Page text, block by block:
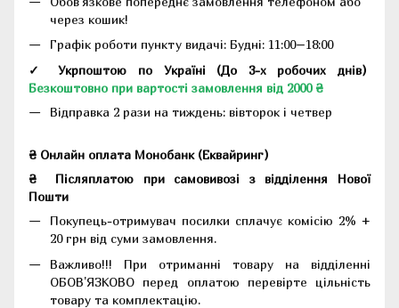
через кошик!
Графік роботи пункту видачі: Будні: 11:00–18:00
✓ Укрпоштою по Україні (До 3-х робочих днів)
Безкоштовно при вартості замовлення від 2000 ₴
Відправка 2 рази на тиждень: вівторок і четвер
₴ Онлайн оплата Монобанк (Еквайринг)
₴
Післяплатою при самовивозі з відділення Нової
Пошти
Покупець-отримувач посилки сплачує комісію 2% +
20 грн від суми замовлення.
Важливо!!! При отриманні товару на відділенні
ОБОВ'ЯЗКОВО перед оплатою перевірте цільність
товару та комплектацію.